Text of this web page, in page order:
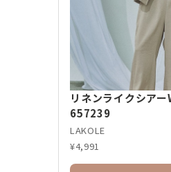
リネンライクシア
657239
LAKOLE
¥4,991